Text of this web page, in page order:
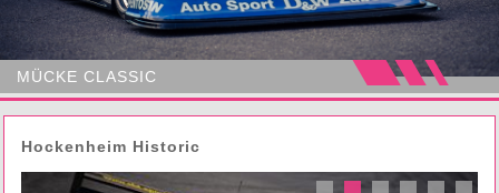
MÜCKE CLASSIC
Hockenheim Historic